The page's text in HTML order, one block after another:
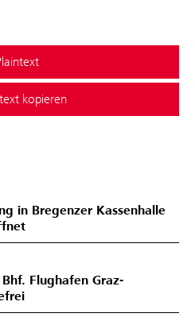
kopieren
in Bregenzer Kassenhalle
Flughafen Graz-